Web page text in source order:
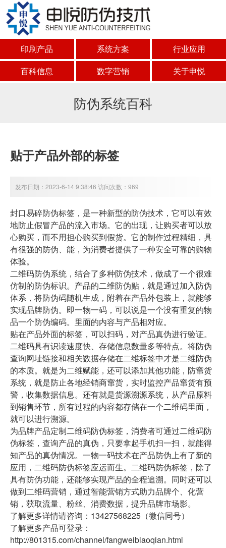
印刷产品 系统方案
行业应用
百科信息
数字营销 关于申悦
防伪系统百科
贴于产品外部的标签
发布日期：2023-6-14 9:38:46 访问次数：969
封口易碎防伪标签，是一种新型的防伪技术，它可以有效
地防止假冒产品的流入市场。它的出现，让购买者可以放
心购买，而不用担心购买到假货。它的制作过程精细，具
有很强的防伪、能，为消费者提供了一种安全可靠的购物
体验。
二维码防伪系统，结合了多种防伪技术，做成了一个很难
仿制的防伪标识。产品的二维防伪贴，就是通过加入防伪
体系，将防伪码随机生成，附着在产品外包装上，就能够
实现品牌防伪。即一物一码，可以说是一个没有重复的物
品一个防伪编码。里面的内容与产品相对应。
贴在产品外面的标签，可以扫码，对产品真伪进行验证。
二维码具有识读速度快、存储信息数量多等特点。将防伪
查询网址链接和相关数据存储在二维标签中才是二维防伪
的本质。就是为二维赋能，还可以添加其他功能，防窜货
系统，就是防止各地经销商窜货，实时监控产品窜货有预
警，收集数据信息。还有就是货源溯源系统，从产品原料
到销售环节，所有过程的内容都存储在一个二维码里面，
就可以进行溯源。
为品牌产品定制二维码防伪标签，消费者可通过二维码防
伪标签，查询产品的真伪，只要拿起手机扫一扫，就能得
知产品的真伪情况。一物一码技术在产品防伪上有了新的
应用，二维码防伪标签应运而生。二维码防伪标签，除了
具有防伪功能，还能够实现产品的全程追溯。同时还可以
做到二维码营销，通过智能营销方式助力品牌个、化营
销，获取流量、粉丝、消费数据，提升品牌市场影。
了解更多详情请咨询：13427568225（微信同号）
了解更多产品可登录：
http://801315.com/channel/fangweibiaoqian.html